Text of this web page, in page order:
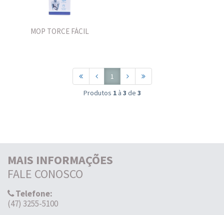
MOP TORCE FÁCIL
1
Produtos 1à 3 de 3
MAIS INFORMAÇÕES
FALE CONOSCO
Telefone:
(47) 3255-5100